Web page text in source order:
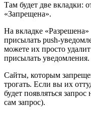
Там будет две вкладки:
«Запрещена».
На вкладке
присылать push-
можете их просто
присылать уведомления.
Сайты, которым
трогать. Если вы их
будет появляться
сам запрос).